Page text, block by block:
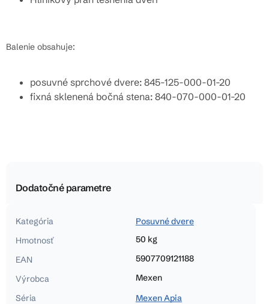
Balenie obsahuje:
posuvné sprchové dvere: 845-125-000-01-20
fixná sklenená bočná stena: 840-070-000-01-20
Dodatočné parametre
Kategória
Posuvné dvere
Hmotnosť
50 kg
EAN
5907709121188
Výrobca
Mexen
Séria
Mexen Apia